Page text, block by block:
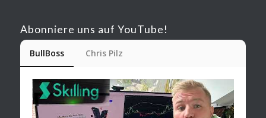
Abonniere uns auf YouTube!
BullBoss Chris Pilz